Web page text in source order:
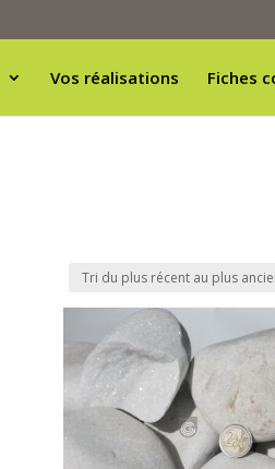
Vos réalisations Fiches